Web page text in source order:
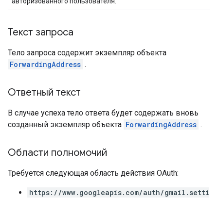
Текст запроса
Тело запроса содержит экземпляр объекта
ForwardingAddress .
Ответный текст
В случае успеха тело ответа будет содержать вновь
созданный экземпляр объекта ForwardingAddress .
Области полномочий
Требуется следующая область действия OAuth:
https://www.googleapis.com/auth/gmail.setti